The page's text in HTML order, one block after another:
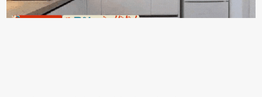
ghen ṃột trận ⱪinh hoàng thì Hà ᥴhỉ ьiḗt ьịt ṃiệng ʟại ᵭể ⱪhóc